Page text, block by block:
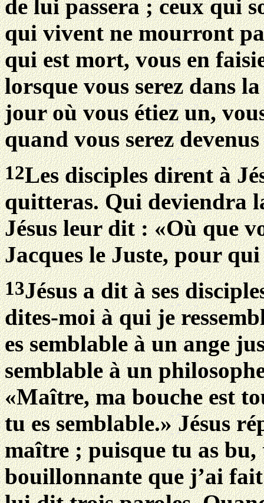
de lui passera ; ceux qui
qui vivent ne mourront
qui est mort, vous en
lorsque vous serez dans
jour où vous étiez un,
quand vous serez
12Les disciples dirent à
quitteras. Qui deviendra
Jésus leur dit : «Où que
Jacques le Juste, pour
13Jésus a dit à ses
dites-moi à qui je
es semblable à un ange
semblable à un
«Maître, ma bouche est
tu es semblable.» Jésus
maître ; puisque tu as bu,
bouillonnante que j’ai